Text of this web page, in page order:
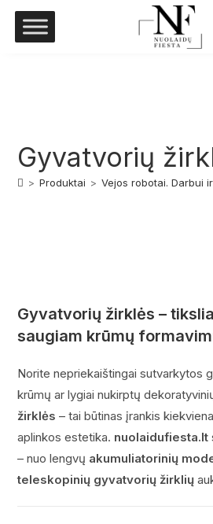
Gyvatvorių
> Produktai > Vejos robotai. Darbui
Gyvatvorių žirklės –
saugiam krūmų
Norite nepriekaištingai sutvarkytos
krūmų ar lygiai nukirptų
žirklės – tai būtinas įrankis
aplinkos estetika. nuolaidufiesta.lt
– nuo lengvų akumuliatorinių
teleskopinių gyvatvorių žirklių